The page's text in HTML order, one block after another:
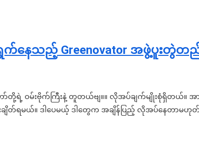
နေသည့် Greenovator အဖွဲ့ပူးတွဲတ
ော်တို့ရဲ့ ဝမ်းဗိုက်ကြီးနဲ့ တူတယ်ဗျ။။ လိုအပ်ချက်မျိုးစုံရှိတယ်။
မယ်။ ဒါပေမယ့် ဒါတွေက အချိန်ပြည့် လိုအပ်နေတာမဟုတ်ဘူ